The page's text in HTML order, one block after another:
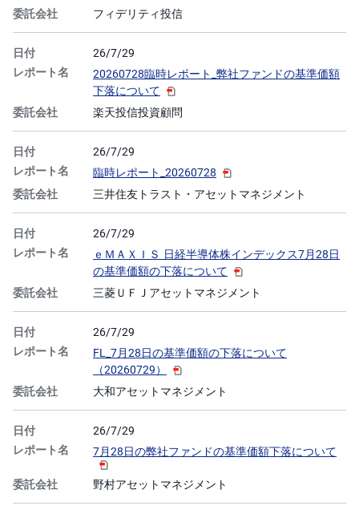
フィデリティ投信
26/7/29
20260728臨時レポート_弊社ファンドの基準価額
下落について
楽天投信投資顧問
26/7/29
臨時レポート_20260728
三井住友トラスト・アセットマネジメント
26/7/29
ｅＭＡＸＩＳ 日経半導体株インデックス7月28日
の基準価額の下落について
三菱ＵＦＪアセットマネジメント
26/7/29
FL_7月28日の基準価額の下落について
（20260729）
大和アセットマネジメント
26/7/29
7月28日の弊社ファンドの基準価額下落について
野村アセットマネジメント